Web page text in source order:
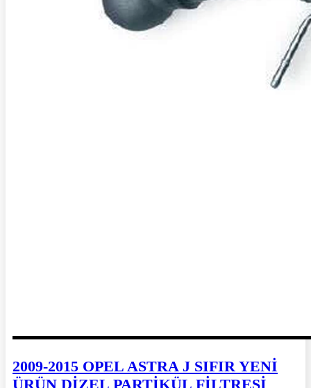
2009-2015 OPEL ASTRA J SIFIR YENİ
ÜRÜN DİZEL PARTİKÜL FİLTRESİ